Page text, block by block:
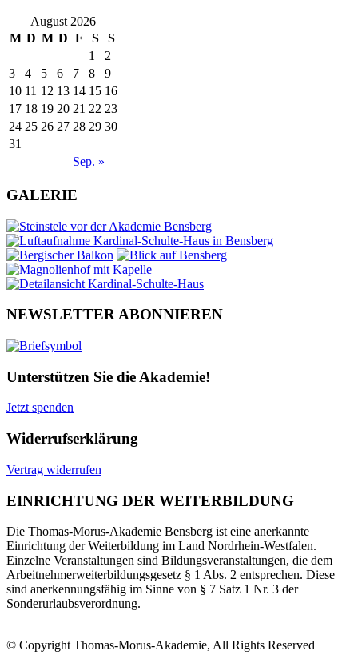
August 2026
M D M D F S S
Sep. »
1
2
3
4 5 6 7 8
9
10 11 12 13 14 15 16
17 18 19 20 21 22 23
24 25 26 27 28 29 30
31
GALERIE
NEWSLETTER ABONNIEREN
Unterstützen Sie die Akademie!
Jetzt spenden
Widerrufserklärung
Vertrag widerrufen
EINRICHTUNG DER WEITERBILDUNG
Die Thomas-Morus-Akademie Bensberg ist eine anerkannte
Einrichtung der Weiterbildung im Land Nordrhein-Westfalen.
Einzelne Veranstaltungen sind Bildungsveranstaltungen, die dem
Arbeitnehmerweiterbildungsgesetz § 1 Abs. 2 entsprechen. Diese
sind anerkennungsfähig im Sinne von § 7 Satz 1 Nr. 3 der
Sonderurlaubsverordnung.
© Copyright Thomas-Morus-Akademie, All Rights Reserved